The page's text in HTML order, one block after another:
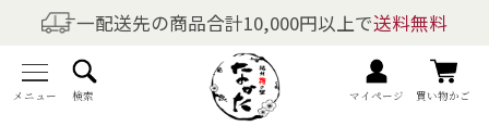
一配送先の商品合計10,000円以上で送料無料
メニュー 検索 マイページ 買い物かご
商品を探す
全商品一覧